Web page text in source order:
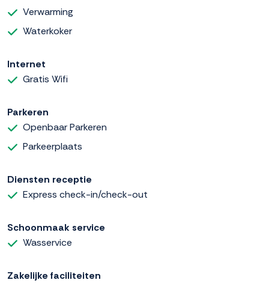
Verwarming
Waterkoker
Internet
Gratis Wifi
Parkeren
Openbaar Parkeren
Parkeerplaats
Diensten receptie
Express check-in/check-out
Schoonmaak service
Wasservice
Zakelijke faciliteiten